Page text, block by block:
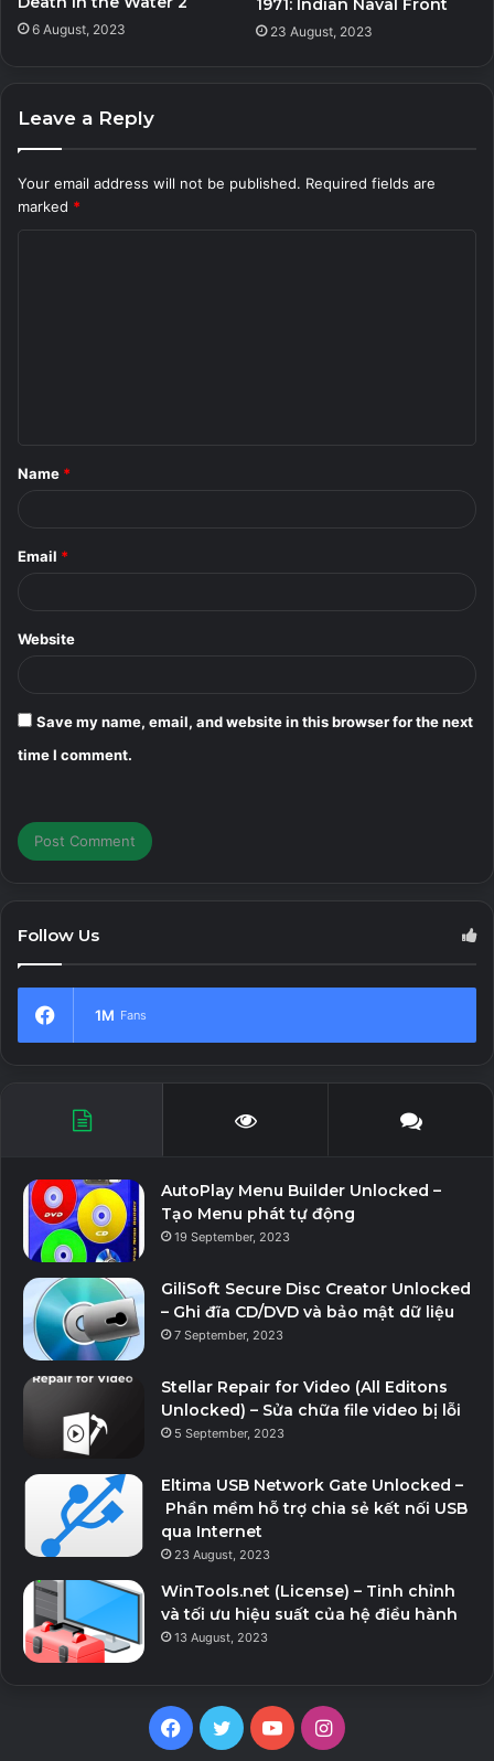
6 August, 2023
1971: Indian Naval Front
23 August, 2023
Leave a Reply
Your email address will not be published. Required fields are
marked *
*
Name *
Email *
Website
Save my name, email, and website in this browser for the next
time I comment.
Follow Us
1M Fans
AutoPlay Menu Builder Unlocked –
Tạo Menu phát tự động
19 September, 2023
GiliSoft Secure Disc Creator Unlocked
– Ghi đĩa CD/DVD và bảo mật dữ liệu
7 September, 2023
Stellar Repair for Video (All Editons
Unlocked) – Sửa chữa file video bị lỗi
5 September, 2023
Eltima USB Network Gate Unlocked –
Phần mềm hỗ trợ chia sẻ kết nối USB
qua Internet
23 August, 2023
WinTools.net (License) – Tinh chỉnh
và tối ưu hiệu suất của hệ điều hành
13 August, 2023
Facebook
TwitterYouTubeInstagram